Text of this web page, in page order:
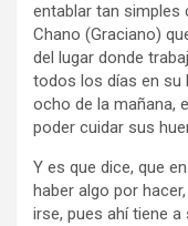
entablar tan simples
Chano (Graciano)
del lugar donde
todos los días en su
ocho de la mañana,
poder cuidar sus
Y es que dice, que
haber algo por
irse, pues ahí tiene